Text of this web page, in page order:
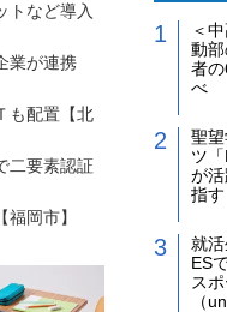
トなど導入
業が連携
も配置【北
二要素認証
岡市】
＜
動
者
べ
聖
ツ
が
指す
就
ES
ス
（